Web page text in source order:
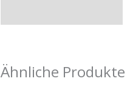
Ähnliche Produkte